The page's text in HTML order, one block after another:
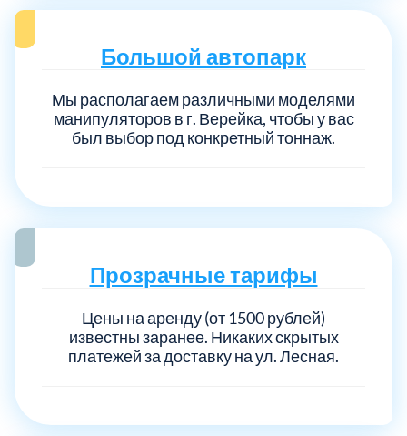
Большой автопарк
Мы располагаем различными моделями
манипуляторов в г. Верейка, чтобы у вас
был выбор под конкретный тоннаж.
Прозрачные тарифы
Цены на аренду (от 1500 рублей)
известны заранее. Никаких скрытых
платежей за доставку на ул. Лесная.
Выберите город: